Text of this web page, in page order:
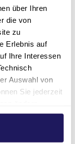
über Ihren
die von
zu
Erlebnis auf
Ihre Interessen
Auswahl von
Sie jederzeit
in unserer